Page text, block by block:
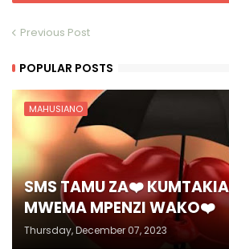
Previous Post
POPULAR POSTS
MAHUSIANO
SMS TAMU ZA❤️
MWEMA MPENZI WAKO❤️
Thursday, December 07, 2023